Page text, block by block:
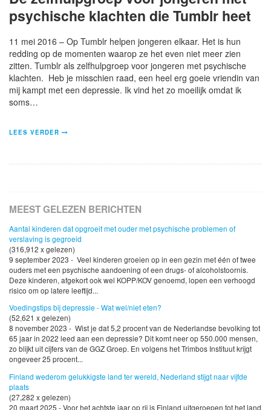
psychische klachten die Tumblr heet
11 mei 2016 – Op Tumblr helpen jongeren elkaar. Het is hun
redding op de momenten waarop ze het even niet meer zien
zitten. Tumblr als zelfhulpgroep voor jongeren met psychische
klachten. Heb je misschien raad, een heel erg goeie vriendin van
mij kampt met een depressie. Ik vind het zo moeilijk omdat ik
soms…
LEES VERDER
MEEST GELEZEN BERICHTEN
Aantal kinderen dat opgroeit met ouder met psychische problemen of
verslaving is gegroeid
(316,912 x gelezen)
9 september 2023 - Veel kinderen groeien op in een gezin met één of twee
ouders met een psychische aandoening of een drugs- of alcoholstoornis.
Deze kinderen, afgekort ook wel KOPP/KOV genoemd, lopen een verhoogd
risico om op latere leeftijd...
Voedingstips bij depressie - Wat wel/niet eten?
(52,621 x gelezen)
8 november 2023 - Wist je dat 5,2 procent van de Nederlandse bevolking tot
65 jaar in 2022 leed aan een depressie? Dit komt neer op 550.000 mensen,
zo blijkt uit cijfers van de GGZ Groep. En volgens het Trimbos Instituut krijgt
ongeveer 25 procent...
Finland wederom gelukkigste land ter wereld, Nederland stijgt naar vijfde
plaats
(27,282 x gelezen)
20 maart 2025 - Voor het achtste jaar op rij is Finland uitgeroepen tot het land